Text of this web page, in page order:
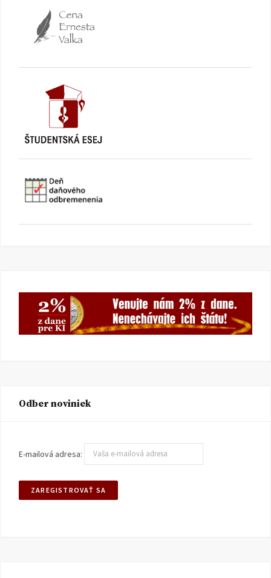
Odber noviniek
E-mailová adresa: